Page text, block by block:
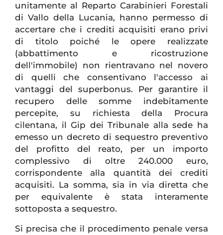
unitamente al Reparto Carabinieri Forestali
di Vallo della Lucania, hanno permesso di
accertare che i crediti acquisiti erano privi
di titolo poiché le opere realizzate
(abbattimento e ricostruzione
dell'immobile) non rientravano nel novero
di quelli che consentivano l'accesso ai
vantaggi del superbonus. Per garantire il
recupero delle somme indebitamente
percepite, su richiesta della Procura
cilentana, il Gip dei Tribunale alla sede ha
emesso un decreto di sequestro preventivo
del profitto del reato, per un importo
complessivo di oltre 240.000 euro,
corrispondente alla quantità dei crediti
acquisiti. La somma, sia in via diretta che
per equivalente è stata interamente
sottoposta a sequestro.
Si precisa che il procedimento penale versa